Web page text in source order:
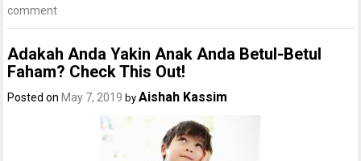
comment
Adakah Anda Yakin Anak Anda Betul-Betul
Faham? Check This Out!
Posted on May 7, 2019 byAishah Kassim